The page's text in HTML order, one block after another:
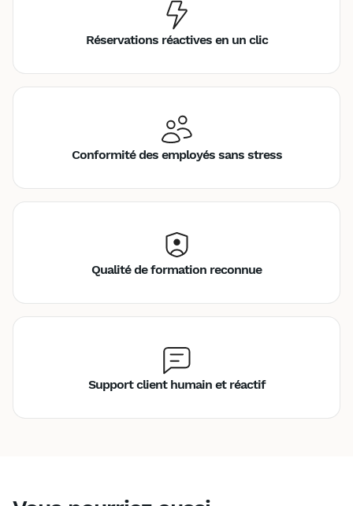
Réservations réactives en un clic
Conformité des employés sans stress
Qualité de formation reconnue
Support client humain et réactif